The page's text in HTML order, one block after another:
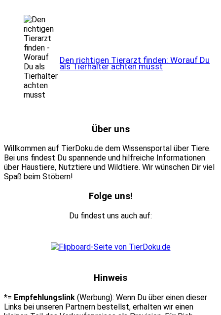
Den rich­ti­gen Tier­arzt fin­den: Wor­auf Du
als Tier­hal­ter ach­ten musst
Über uns
Willkommen auf TierDoku.de dem Wissensportal über Tiere.
Bei uns findest Du spannende und hilfreiche Informationen
über Haustiere, Nutztiere und Wildtiere. Wir wünschen Dir viel
Spaß beim Stöbern!
Folge uns!
Du findest uns auch auf:
Hinweis
*= Empfehlungslink (Werbung): Wenn Du über einen dieser
Links bei unseren Partnern bestellst, erhalten wir einen